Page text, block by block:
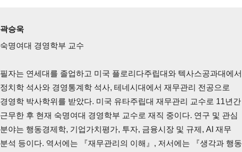
곽승욱
숙명여대 경영학부 교수
필자는 연세대를 졸업하고 미국 플로리다주립대와 텍사스공과대에서
정치학 석사와 경영통계학 석사, 테네시대에서 재무관리 전공으로
경영학 박사학위를 받았다. 미국 유타주립대 재무관리 교수로 11년간
근무한 후 현재 숙명여대 경영학부 교수로 재직 중이다. 연구 및 관심
분야는 행동경제학, 기업가치평가, 투자, 금융시장 및 규제, AI 재무
분석 등이다. 역서에는 『재무관리의 이해』, 저서에는 『생각과 행동